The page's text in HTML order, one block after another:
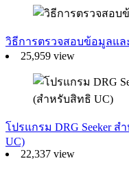
วิธีการตรวจสอบข้อมูลแล
25,959 view
โปรแกรม DRG Seeker ส
UC)
22,337 view